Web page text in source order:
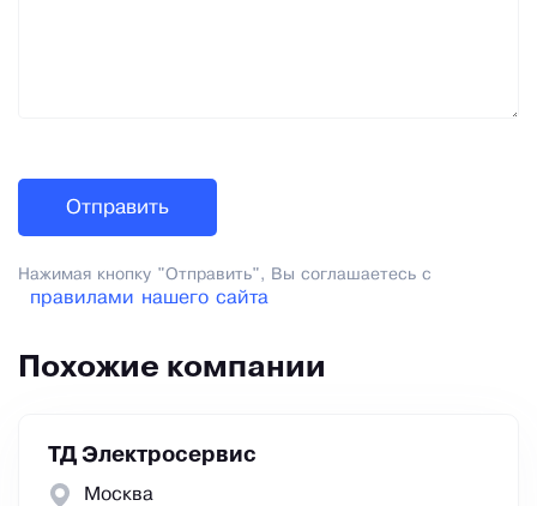
Нажимая кнопку "Отправить", Вы соглашаетесь с
правилами нашего сайта
Похожие компании
ТД Электросервис
Москва